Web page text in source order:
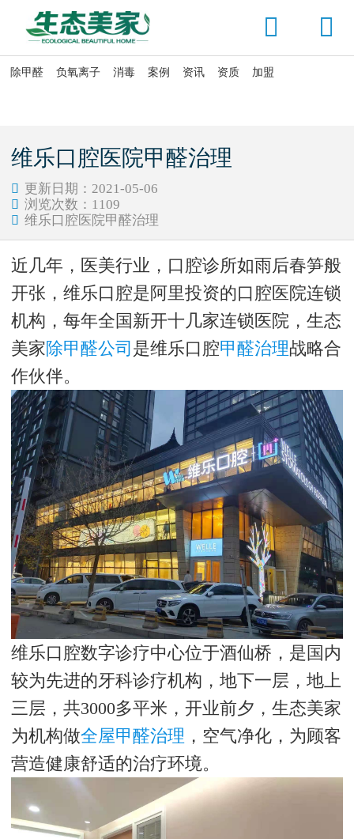


除甲醛 负氧离子 消毒 案例 资讯 资质 加盟
维乐口腔医院甲醛治理
 更新日期：2021-05-06
 浏览次数： 1109
 维乐口腔医院甲醛治理
近几年，医美行业，口腔诊所如雨后春笋般
开张，维乐口腔是阿里投资的口腔医院连锁
机构，每年全国新开十几家连锁医院，生态
美家除甲醛公司 是维乐口腔甲醛治理战略合
作伙伴。
维乐口腔数字诊疗中心位于酒仙桥，是国内
较为先进的牙科诊疗机构，地下一层，地上
三层，共3000多平米，开业前夕，生态美家
为机构做全屋甲醛治理 ，空气净化，为顾客
营造健康舒适的治疗环境。